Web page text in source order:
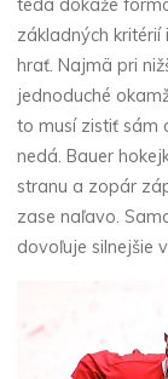
teda dokáže
základných
hrať. Najmä pri
jednoduché
to musí zistiť sám
nedá.Bauer
stranu a zopár
zase naľavo.
dovoľuje silnejšie